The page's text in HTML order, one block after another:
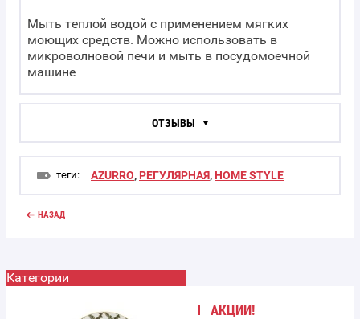
Категории
АКЦИИ!
Мыть теплой водой с применением мягких
моющих средств. Можно использовать в
микроволновой печи и мыть в посудомоечной
машине
ОТЗЫВЫ
теги: AZURRO, РЕГУЛЯРНАЯ, HOME STYLE
НАЗАД